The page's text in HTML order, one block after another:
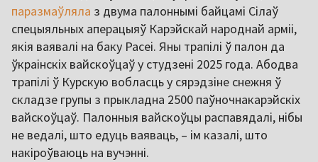
паразмаўляла з двума палоннымі байцамі Сілаў
спецыяльных аперацыяў Карэйскай народнай арміі,
якія ваявалі на баку Расеі. Яны трапілі ў палон да
ўкраінскіх вайскоўцаў у студзені 2025 года. Абодва
трапілі ў Курскую вобласць у сярэдзіне снежня ў
складзе групы з прыкладна 2500 паўночнакарэйскіх
вайскоўцаў. Палонныя вайскоўцы распавядалі, нібы
не ведалі, што едуць ваяваць, – ім казалі, што
накіроўваюць на вучэнні.